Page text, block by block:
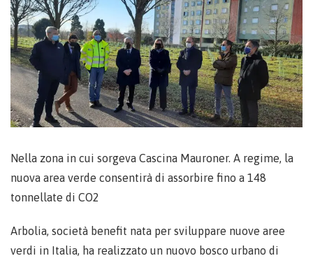
Nella zona in cui sorgeva Cascina Mauroner. A regime, la
nuova area verde consentirà di assorbire fino a 148
tonnellate di CO2
Arbolia, società benefit nata per sviluppare nuove aree
verdi in Italia, ha realizzato un nuovo bosco urbano di